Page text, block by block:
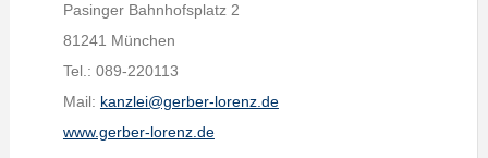
Pasinger Bahnhofsplatz 2
81241 München
Tel.: 089-220113
Mail: kanzlei@gerber-lorenz.de
www.gerber-lorenz.de